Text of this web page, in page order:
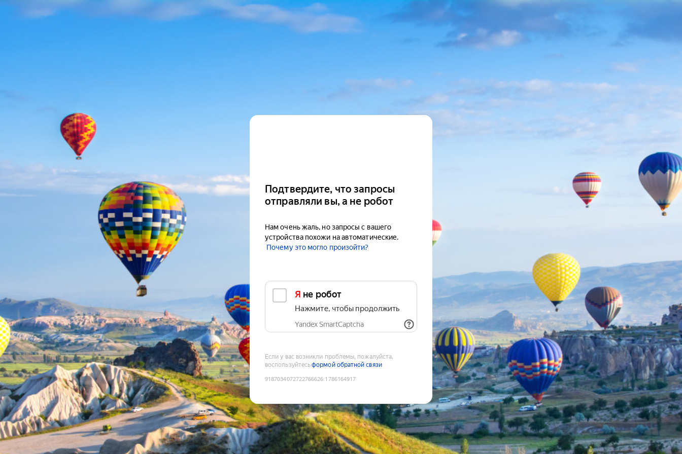
Подтвердите, что запросы
отправляли вы, а не робот
Нам очень жаль, но запросы с вашего
устройства похожи на автоматические.
Почему это могло произойти?
Я не робот
Нажмите, чтобы продолжить
Yandex SmartCaptcha
Если у вас возникли проблемы, пожалуйста,
воспользуйтесьформой обратной связи
9187034072722766626:1786164917